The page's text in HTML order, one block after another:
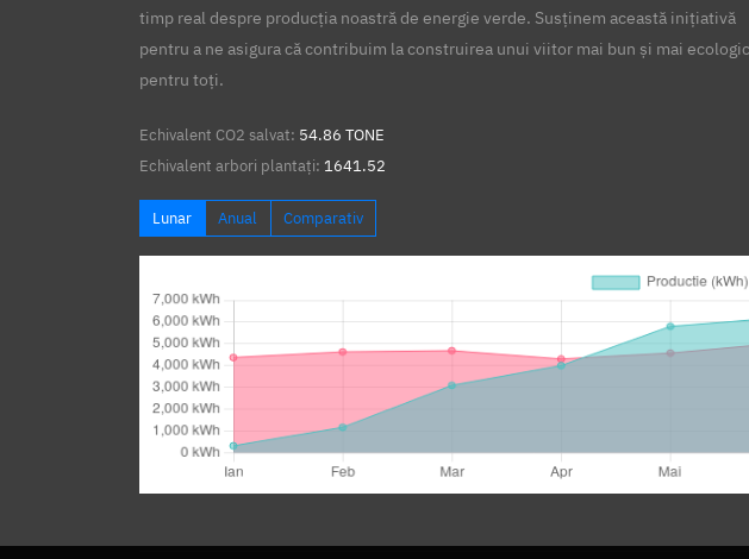
timp real despre producția noastră de energie verde. Susținem această inițiativă
pentru a ne asigura că contribuim la construirea unui viitor mai bun și mai ecologic
pentru toți.
Echivalent CO2 salvat: 54.86 TONE
Echivalent arbori plantați: 1641.52
Lunar Anual Comparativ